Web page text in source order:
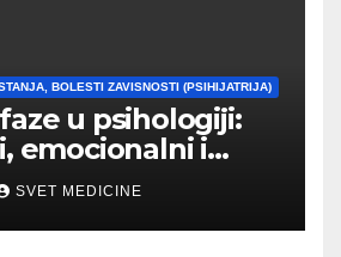
BOLESTI ZAVISNOSTI (PSIHIJATRIJA)
u psihologiji:
emocionalni i
čoveka
SVET MEDICINE